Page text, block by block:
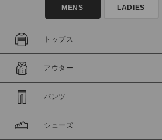
セール価格
在庫
在庫あり
MENS LADIES
トップス
アウター
パンツ
シューズ